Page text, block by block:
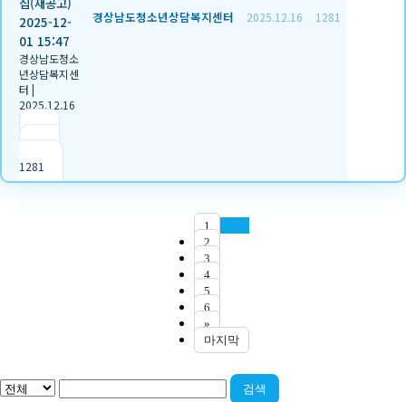
2025-12-
01 15:47
경상남도청소
년상담복지센
터 |
2025.12.16
|
1281
경상남도청소년상담복지센터 2025.12.16 1281
1
2
3
4
5
6
»
마지막
검색